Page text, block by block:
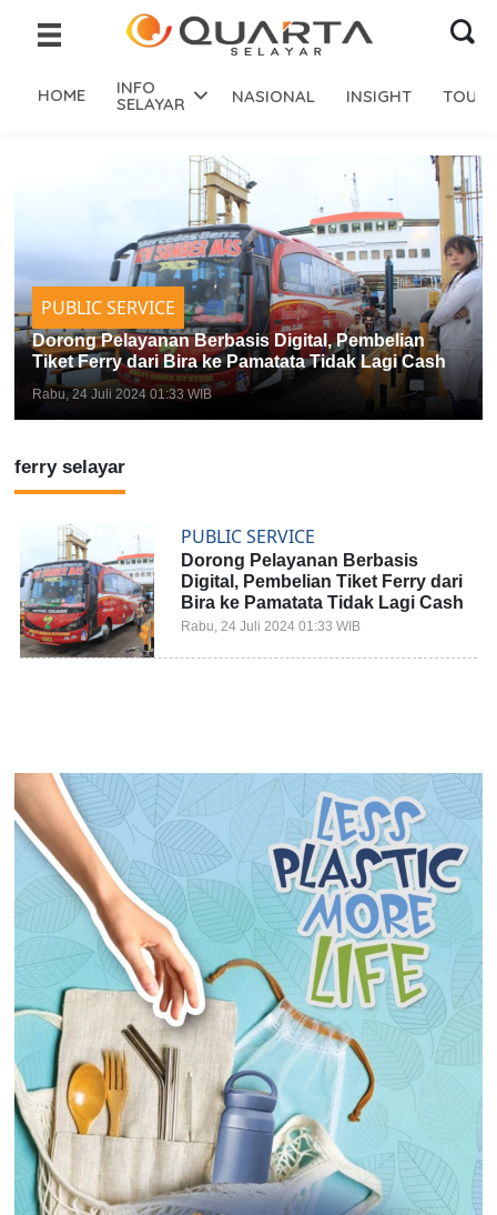
HOME INFO
SELAYAR NASIONAL INSIGHT
PUBLIC SERVICE
Dorong Pelayanan Berbasis Digital, Pembelian
Tiket Ferry dari Bira ke Pamatata Tidak Lagi Cash
Rabu, 24 Juli 2024 01:33 WIB
ferry selayar
PUBLIC SERVICE
Dorong Pelayanan Berbasis
Digital, Pembelian Tiket Ferry dari
Bira ke Pamatata Tidak Lagi Cash
Rabu, 24 Juli 2024 01:33 WIB